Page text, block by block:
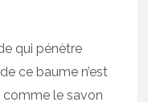
qui pénètre
ce baume n’est
comme le savon